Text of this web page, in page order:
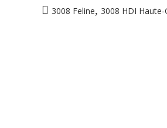
3008 Feline, 3008 HDI Haute-